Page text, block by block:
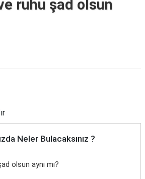
ruhu şad olsun
Neler Bulacaksınız ?
olsun aynı mı?